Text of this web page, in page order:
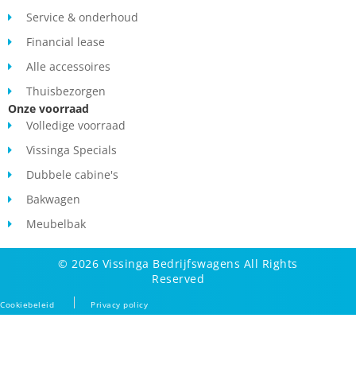
Service & onderhoud
Financial lease
Alle accessoires
Thuisbezorgen
Onze voorraad
Volledige voorraad
Vissinga Specials
Dubbele cabine's
Bakwagen
Meubelbak
© 2026 Vissinga Bedrijfswagens All Rights
Reserved
Cookiebeleid Privacy policy